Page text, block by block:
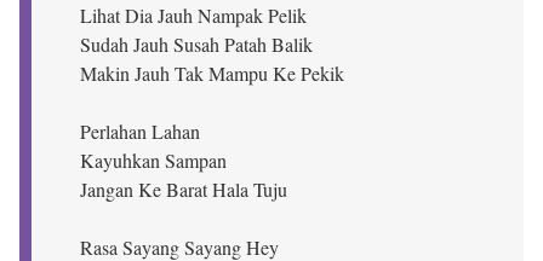
Lihat Dia Jauh Nampak Pelik
Sudah Jauh Susah Patah Balik
Makin Jauh Tak Mampu Ke Pekik
Perlahan Lahan
Kayuhkan Sampan
Jangan Ke Barat Hala Tuju
Rasa Sayang Sayang Hey